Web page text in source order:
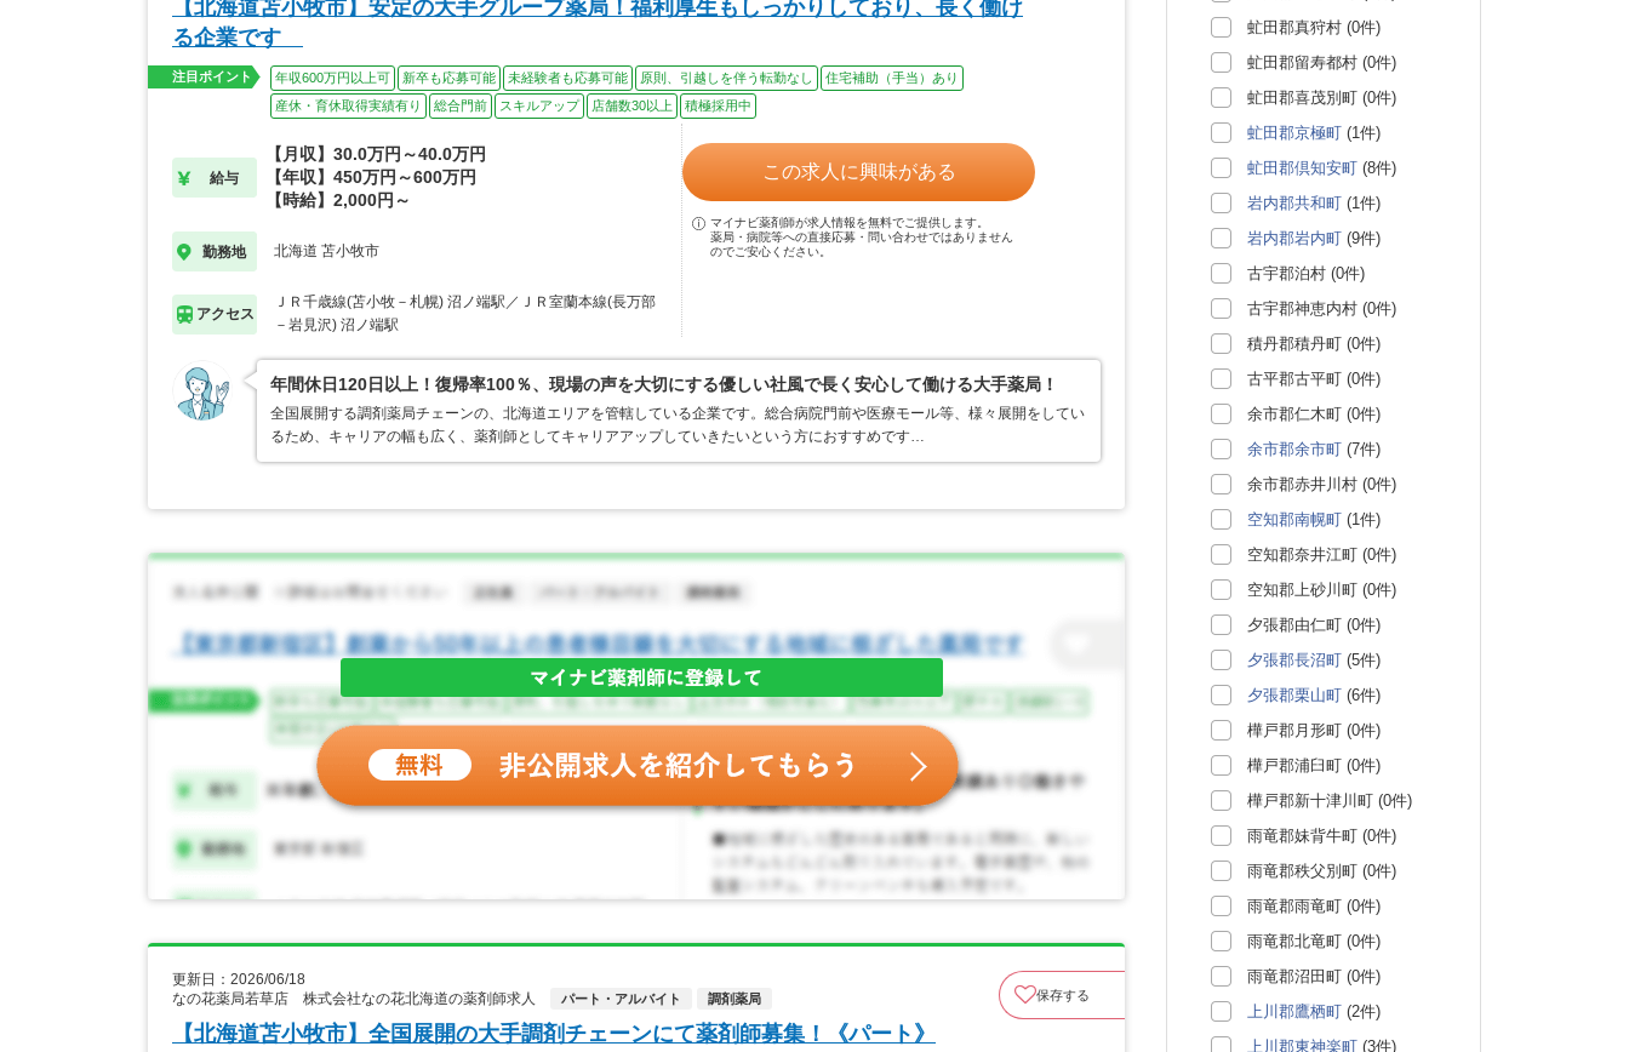
【北海道苫小牧市】安定の大手グループ薬局！福利厚生もしっかりしており、長く働け
る企業です
注目ポイント 年収600万円以上可 新卒も応募可能 未経験者も応募可能 原則、引越しを伴う転勤なし
住宅補助（手当）あり
産休・育休取得実績有り
総合門前 スキルアップ 店舗数30以上 積極採用中
給与
【月収】30.0万円～40.0万円
【年収】450万円～600万円
【時給】2,000円～
勤務地 北海道 苫小牧市
アクセス
ＪＲ千歳線(苫小牧－札幌) 沼ノ端駅／ＪＲ室蘭本線(長万部
－岩見沢) 沼ノ端駅
この求人に興味がある
マイナビ薬剤師が求人情報を無料でご提供します。
薬局・病院等への直接応募・問い合わせではありません
のでご安心ください。
年間休日120日以上！復帰率100％、現場の声を大切にする優しい社風で長く安心して働ける大手薬局！
全国展開する調剤薬局チェーンの、北海道エリアを管轄している企業です。総合病院門前や医療モール等、様々展開をしてい
るため、キャリアの幅も広く、薬剤師としてキャリアアップしていきたいという方におすすめです…
更新日：2026/06/18
なの花薬局若草店 株式会社なの花北海道の薬剤師求人
パート・アルバイト 調剤薬局 保存する
【北海道苫小牧市】全国展開の大手調剤チェーンにて薬剤師募集！《パート》
虻田郡真狩村 (0件)
虻田郡留寿都村 (0件)
虻田郡喜茂別町 (0件)
虻田郡京極町 (1件)
虻田郡倶知安町 (8件)
岩内郡共和町 (1件)
岩内郡岩内町 (9件)
古宇郡泊村 (0件)
古宇郡神恵内村 (0件)
積丹郡積丹町 (0件)
古平郡古平町 (0件)
余市郡仁木町 (0件)
余市郡余市町 (7件)
余市郡赤井川村 (0件)
空知郡南幌町 (1件)
空知郡奈井江町 (0件)
空知郡上砂川町 (0件)
夕張郡由仁町 (0件)
夕張郡長沼町 (5件)
夕張郡栗山町 (6件)
樺戸郡月形町 (0件)
樺戸郡浦臼町 (0件)
樺戸郡新十津川町 (0件)
雨竜郡妹背牛町 (0件)
雨竜郡秩父別町 (0件)
雨竜郡雨竜町 (0件)
雨竜郡北竜町 (0件)
雨竜郡沼田町 (0件)
上川郡鷹栖町 (2件)
上川郡東神楽町 (3件)